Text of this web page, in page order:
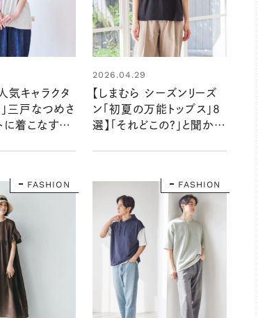
気キャラクタ
三戸なつめさ
に着こなす
2026.04.29
【しまむら シーズンリーズ
ン「初夏の万能トップス」8
選】「それどこの？」と聞かれ
FASHION FASHION